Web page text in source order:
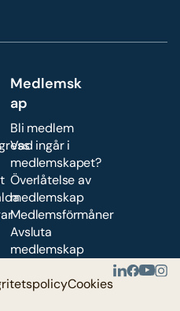
Medlemsk
ap
Bli medlem
Vad ingår i
medlemskapet?
Överlåtelse av
medlemskap
Medlemsförmåner
Avsluta
medlemskap
Cookies